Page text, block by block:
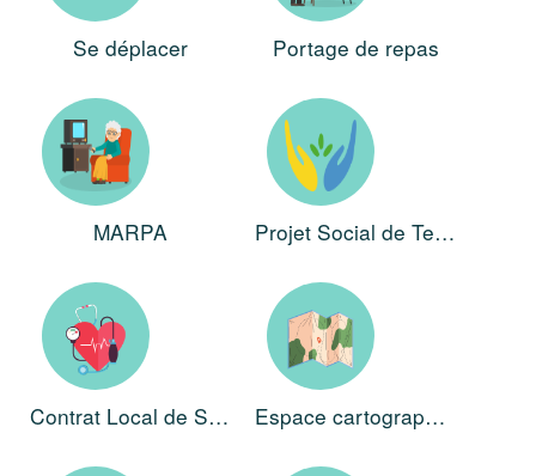
Se déplacer Portage de repas
MARPA Projet Social de Territoire
Contrat Local de Santé Espace cartographique